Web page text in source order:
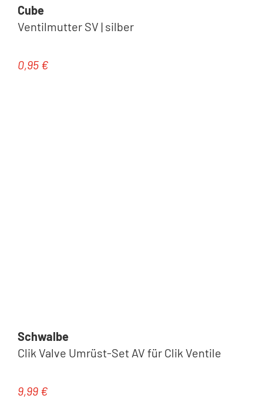
Cube
Ventilmutter SV | silber
Regulärer Preis:
0,95 €
Schwalbe
Clik Valve Umrüst-Set AV für Clik Ventile
Regulärer Preis:
9,99 €